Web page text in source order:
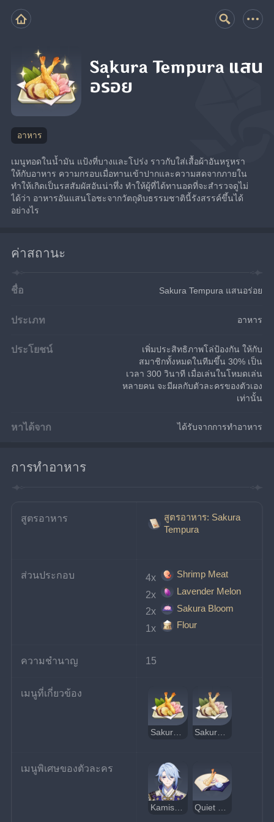
Sakura Tempura แสน
อร่อย
อาหาร
เมนูทอดในน้ำมัน แป้งที่บางและโปร่ง ราวกับใส่เสื้อผ้าอันหรูหรา
ให้กับอาหาร ความกรอบเมื่อทานเข้าปากและความสดจากภายใน
ทำให้เกิดเป็นรสสัมผัสอันน่าทึ่ง ทำให้ผู้ที่ได้ทานอดที่จะสำรวจดูไม่
ได้ว่า อาหารอันแสนโอชะจากวัตถุดิบธรรมชาตินี้รังสรรค์ขึ้นได้
อย่างไร
ค่าสถานะ
ชื่อ Sakura Tempura แสนอร่อย
ประเภท อาหาร
ประโยชน์
เพิ่มประสิทธิภาพโล่ป้องกัน ให้กับ
สมาชิกทั้งหมดในทีมขึ้น 30% เป็น
เวลา 300 วินาที เมื่อเล่นในโหมดเล่น
หลายคน จะมีผลกับตัวละครของตัวเอง
เท่านั้น
หาได้จาก ได้รับจากการทำอาหาร
การทำอาหาร
สูตรอาหาร
สูตรอาหาร: Sakura
Tempura
ส่วนประกอบ 4x
Shrimp Meat
2x
Lavender Melon
2x
Sakura Bloom
1x
Flour
ความชำนาญ 15
เมนูที่เกี่ยวข้อง
Sakura Tempura
เมนูพิเศษของตัวละคร
Kamisato Ayato